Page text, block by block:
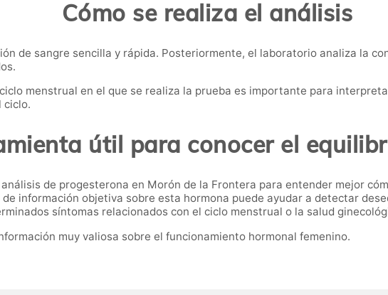
Cómo se realiza el análisis
de sangre sencilla y rápida. Posteriormente, el laboratorio analiza la
menstrual en el que se realiza la prueba es importante para
ciclo.
útil para conocer el
de progesterona en Morón de la Frontera para entender mejor
información objetiva sobre esta hormona puede ayudar a detectar
síntomas relacionados con el ciclo menstrual o la salud
muy valiosa sobre el funcionamiento hormonal femenino.